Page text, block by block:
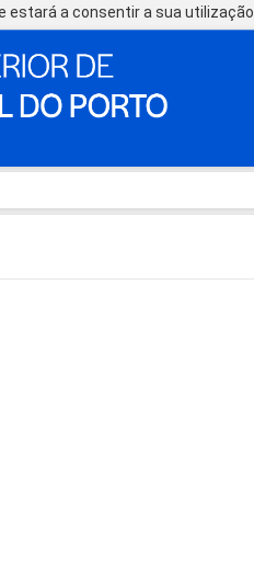
estará a consentir a sua utilização.